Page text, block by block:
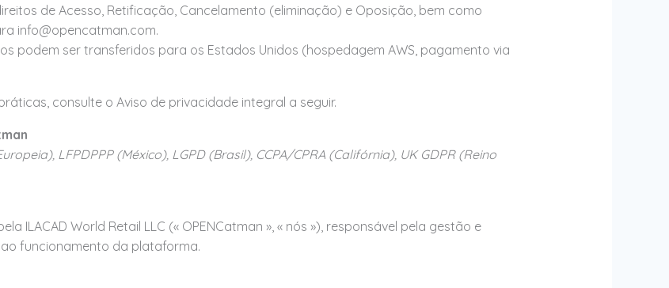
de Acesso, Retificação, Cancelamento (eliminação) e Oposição, bem como
info@opencatman.com.
podem ser transferidos para os Estados Unidos (hospedagem AWS, pagamento via
consulte o Aviso de privacidade integral a seguir.
LFPDPPP (México), LGPD (Brasil), CCPA/CPRA (Califórnia), UK GDPR (Reino
ILACAD World Retail LLC (« OPENCatman », « nós »), responsável pela gestão e
funcionamento da plataforma.